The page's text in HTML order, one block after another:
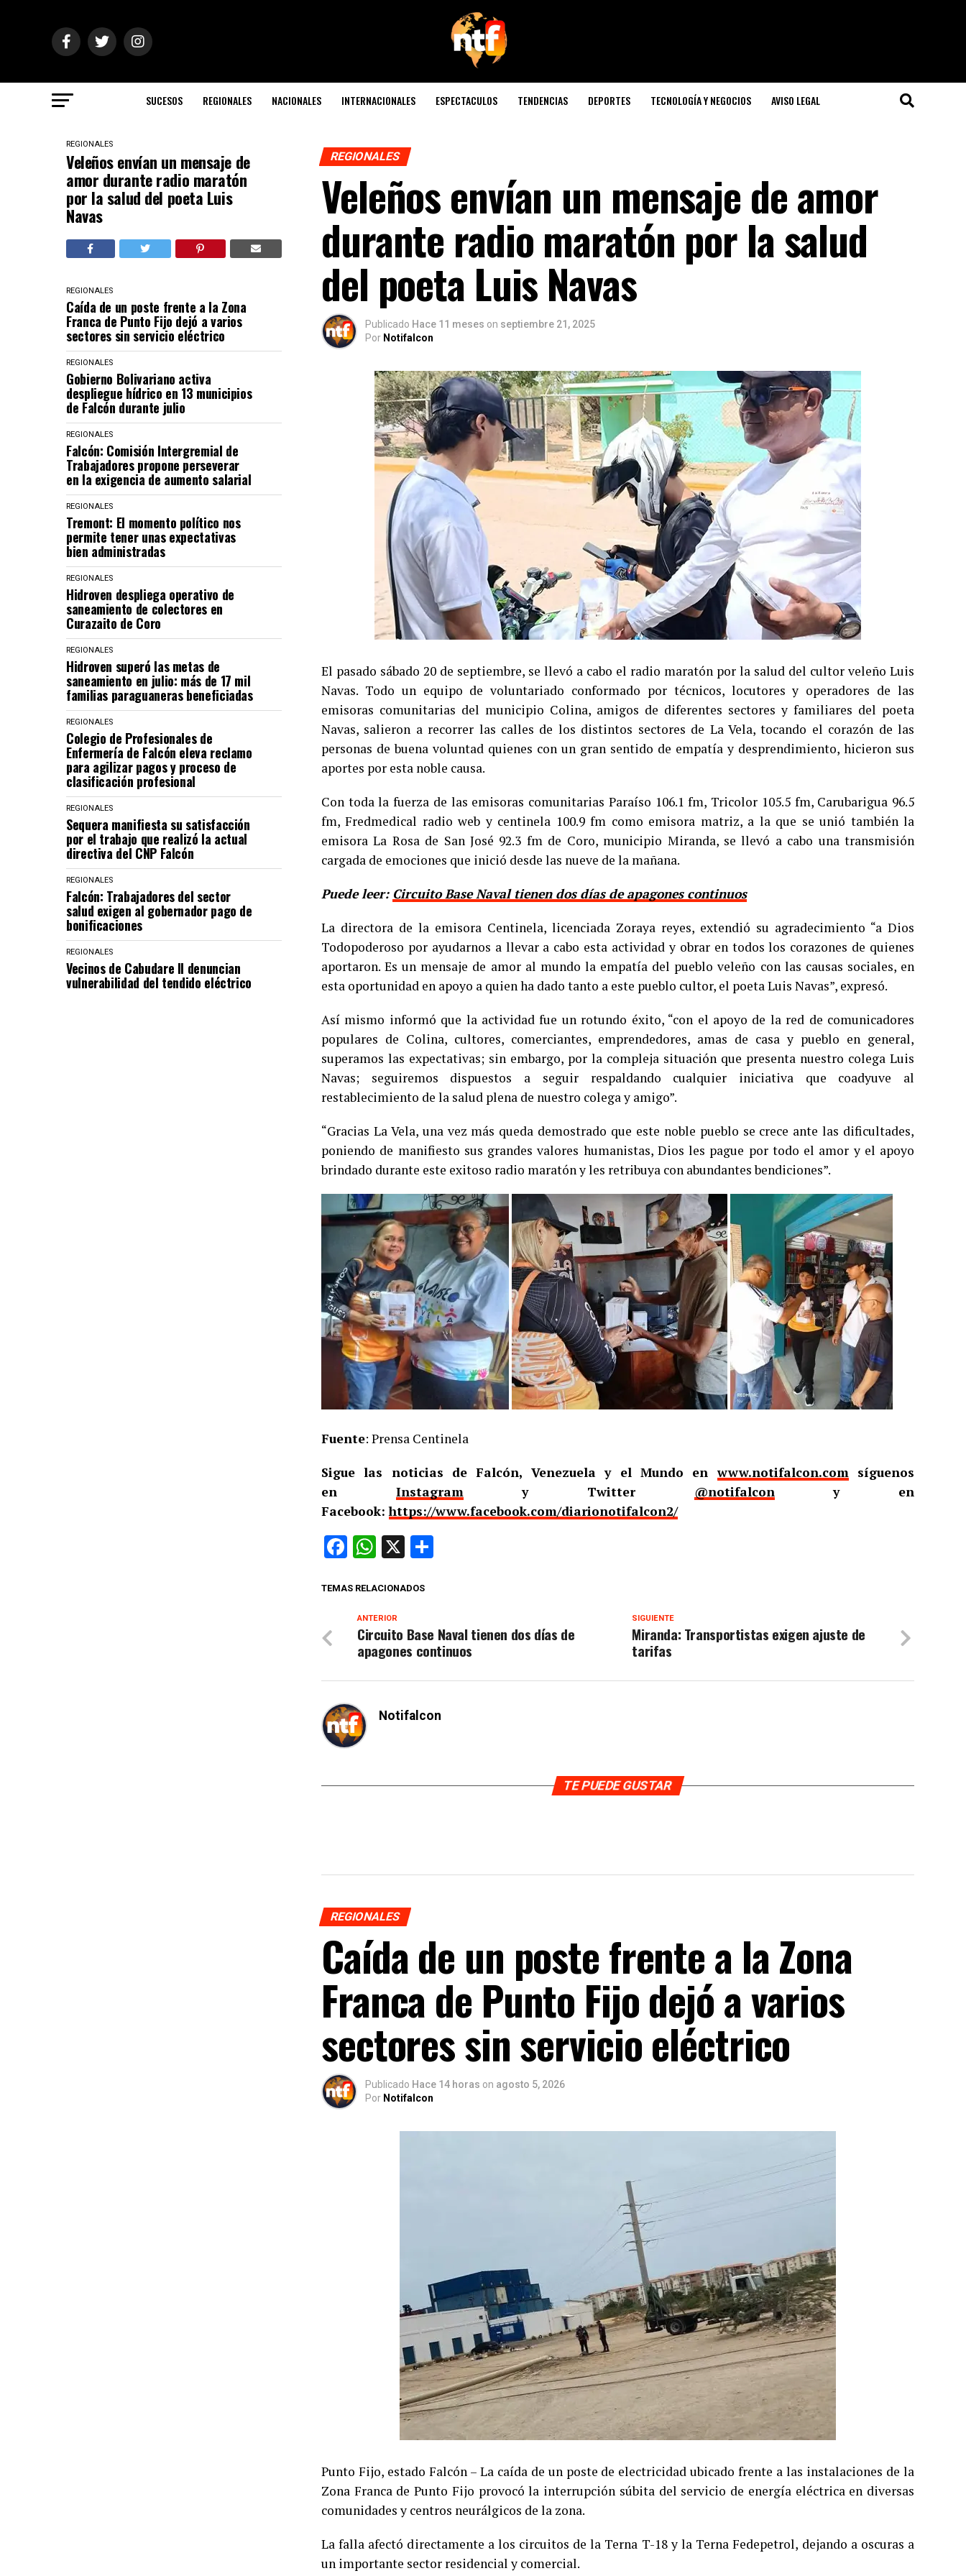
SUCESOS REGIONALES NACIONALES INTERNACIONALES ESPECTACULOS TENDENCIAS DEPORTES TECNOLOGÍA Y NEGOCIOS AVISO LEGAL
REGIONALES
Veleños envían un mensaje de
amor durante radio maratón
por la salud del poeta Luis
Navas
REGIONALES
Caída de un poste frente a la Zona
Franca de Punto Fijo dejó a varios
sectores sin servicio eléctrico
REGIONALES
Gobierno Bolivariano activa
despliegue hídrico en 13 municipios
de Falcón durante julio
REGIONALES
Falcón: Comisión Intergremial de
Trabajadores propone perseverar
en la exigencia de aumento salarial
REGIONALES
Tremont: El momento político nos
permite tener unas expectativas
bien administradas
REGIONALES
Hidroven despliega operativo de
saneamiento de colectores en
Curazaito de Coro
REGIONALES
Hidroven superó las metas de
saneamiento en julio: más de 17 mil
familias paraguaneras beneficiadas
REGIONALES
Colegio de Profesionales de
Enfermería de Falcón eleva reclamo
para agilizar pagos y proceso de
clasificación profesional
REGIONALES
Sequera manifiesta su satisfacción
por el trabajo que realizó la actual
directiva del CNP Falcón
REGIONALES
Falcón: Trabajadores del sector
salud exigen al gobernador pago de
bonificaciones
REGIONALES
Vecinos de Cabudare II denuncian
vulnerabilidad del tendido eléctrico
REGIONALES
Veleños envían un mensaje de amor
durante radio maratón por la salud
del poeta Luis Navas
Publicado Hace 11 meses on septiembre 21, 2025
Por Notifalcon
El pasado sábado 20 de septiembre, se llevó a cabo el radio maratón por la salud del cultor veleño Luis
Navas. Todo un equipo de voluntariado conformado por técnicos, locutores y operadores de las
emisoras comunitarias del municipio Colina, amigos de diferentes sectores y familiares del poeta
Navas, salieron a recorrer las calles de los distintos sectores de La Vela, tocando el corazón de las
personas de buena voluntad quienes con un gran sentido de empatía y desprendimiento, hicieron sus
aportes por esta noble causa.
Con toda la fuerza de las emisoras comunitarias Paraíso 106.1 fm, Tricolor 105.5 fm, Carubarigua 96.5
fm, Fredmedical radio web y centinela 100.9 fm como emisora matriz, a la que se unió también la
emisora La Rosa de San José 92.3 fm de Coro, municipio Miranda, se llevó a cabo una transmisión
cargada de emociones que inició desde las nueve de la mañana.
Puede leer: Circuito Base Naval tienen dos días de apagones continuos
La directora de la emisora Centinela, licenciada Zoraya reyes, extendió su agradecimiento “a Dios
Todopoderoso por ayudarnos a llevar a cabo esta actividad y obrar en todos los corazones de quienes
aportaron. Es un mensaje de amor al mundo la empatía del pueblo veleño con las causas sociales, en
esta oportunidad en apoyo a quien ha dado tanto a este pueblo cultor, el poeta Luis Navas”, expresó.
Así mismo informó que la actividad fue un rotundo éxito, “con el apoyo de la red de comunicadores
populares de Colina, cultores, comerciantes, emprendedores, amas de casa y pueblo en general,
superamos las expectativas; sin embargo, por la compleja situación que presenta nuestro colega Luis
Navas; seguiremos dispuestos a seguir respaldando cualquier iniciativa que coadyuve al
restablecimiento de la salud plena de nuestro colega y amigo”.
“Gracias La Vela, una vez más queda demostrado que este noble pueblo se crece ante las dificultades,
poniendo de manifiesto sus grandes valores humanistas, Dios les pague por todo el amor y el apoyo
brindado durante este exitoso radio maratón y les retribuya con abundantes bendiciones”.
Fuente: Prensa Centinela
Sigue las noticias de Falcón, Venezuela y el Mundo enwww.notifalcon.comsíguenos
en Instagramy Twitter @notifalcony en
Facebook:https://www.facebook.com/diarionotifalcon2/
Facebook
WhatsApp
X
TEMAS RELACIONADOS
SIGUIENTE
Miranda: Transportistas exigen ajuste de
tarifas
ANTERIOR
Circuito Base Naval tienen dos días de
apagones continuos
Notifalcon
TE PUEDE GUSTAR
REGIONALES
Caída de un poste frente a la Zona
Franca de Punto Fijo dejó a varios
sectores sin servicio eléctrico
Publicado Hace 14 horas on agosto 5, 2026
Por Notifalcon
Punto Fijo, estado Falcón – La caída de un poste de electricidad ubicado frente a las instalaciones de la
Zona Franca de Punto Fijo provocó la interrupción súbita del servicio de energía eléctrica en diversas
comunidades y centros neurálgicos de la zona.
La falla afectó directamente a los circuitos de la Terna T-18 y la Terna Fedepetrol, dejando a oscuras a
un importante sector residencial y comercial.